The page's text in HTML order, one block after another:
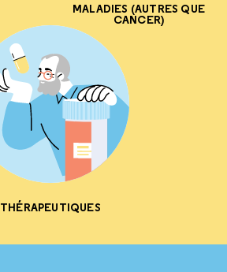
MALADIES (AUTRES QUE
CANCER)
THÉRAPEUTIQUES